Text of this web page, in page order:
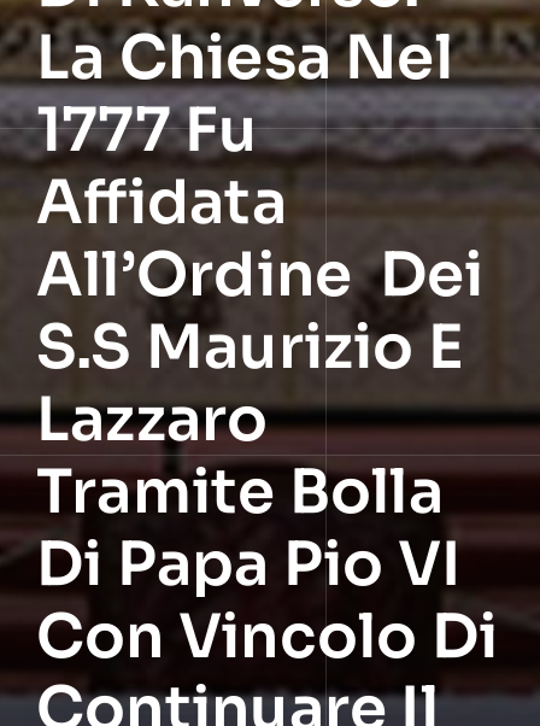
La Chiesa Nel
1777 Fu
Affidata
All’Ordine Dei
S.S Maurizio E
Lazzaro
Tramite Bolla
Di Papa Pio VI
Con Vincolo Di
Continuare Il